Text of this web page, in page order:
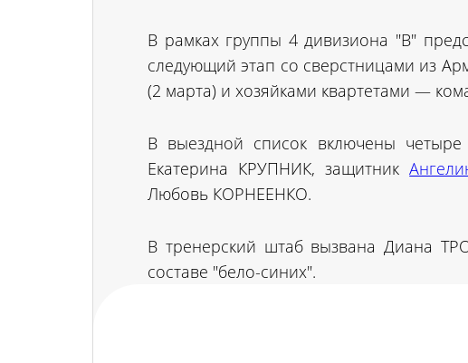
В рамках группы 4 дивизиона "В"
следующий этап со сверстницами из
(2 марта) и хозяйками квартетами —
В выездной список включены
Екатерина КРУПНИК, защитник
Любовь КОРНЕЕНКО.
В тренерский штаб вызвана Диана
составе "бело-синих".